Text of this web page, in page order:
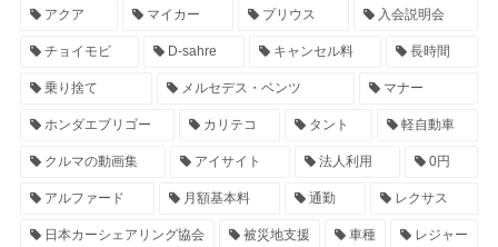
アクア マイカー プリウス 入会説明会
チョイモビ D-sahre キャンセル料 長時間
乗り捨て メルセデス・ベンツ マナー
ホンダエブリゴー カリテコ タント 軽自動車
クルマの動画集 アイサイト 法人利用 0円
アルファード 月額基本料 通勤 レクサス
日本カーシェアリング協会 被災地支援 車種 レジャー